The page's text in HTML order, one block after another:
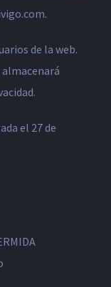
de la web.
el 27 de